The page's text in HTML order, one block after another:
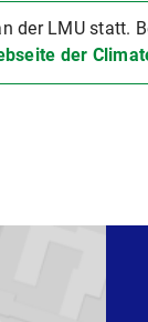
LMU statt.
der